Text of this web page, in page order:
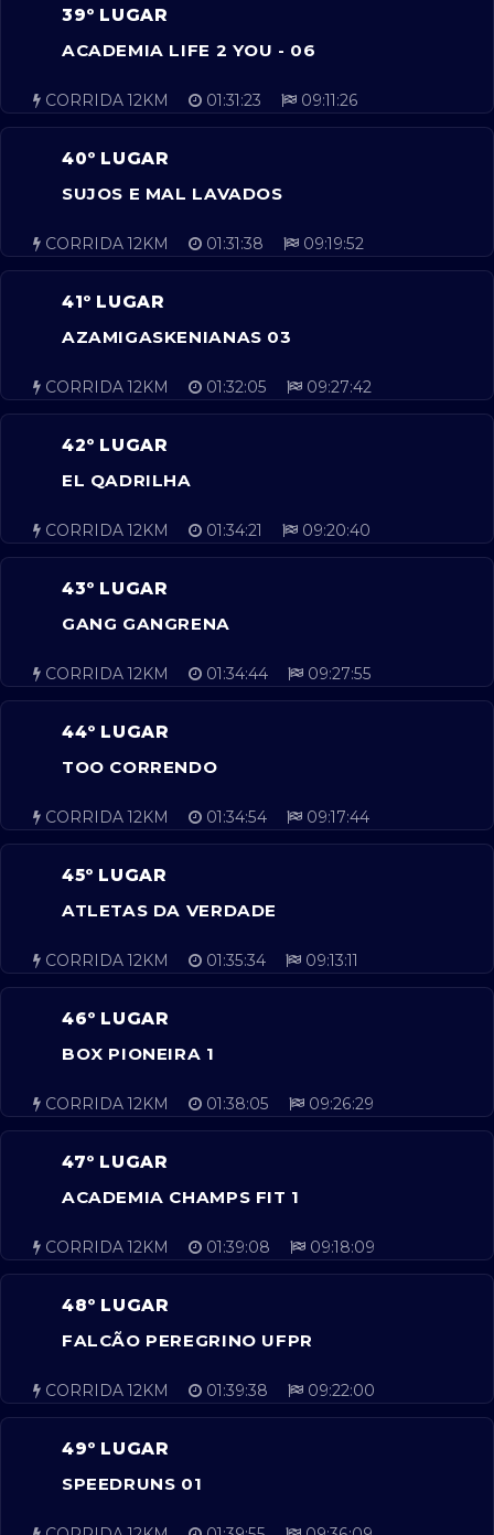
39º LUGAR
ACADEMIA LIFE 2 YOU - 06
CORRIDA 12KM 01:31:23 09:11:26
40º LUGAR
SUJOS E MAL LAVADOS
CORRIDA 12KM 01:31:38 09:19:52
41º LUGAR
AZAMIGASKENIANAS 03
CORRIDA 12KM 01:32:05 09:27:42
42º LUGAR
EL QADRILHA
CORRIDA 12KM 01:34:21 09:20:40
43º LUGAR
GANG GANGRENA
CORRIDA 12KM 01:34:44 09:27:55
44º LUGAR
TOO CORRENDO
CORRIDA 12KM 01:34:54 09:17:44
45º LUGAR
ATLETAS DA VERDADE
CORRIDA 12KM 01:35:34 09:13:11
46º LUGAR
BOX PIONEIRA 1
CORRIDA 12KM 01:38:05 09:26:29
47º LUGAR
ACADEMIA CHAMPS FIT 1
CORRIDA 12KM 01:39:08 09:18:09
48º LUGAR
FALCÃO PEREGRINO UFPR
CORRIDA 12KM 01:39:38 09:22:00
49º LUGAR
SPEEDRUNS 01